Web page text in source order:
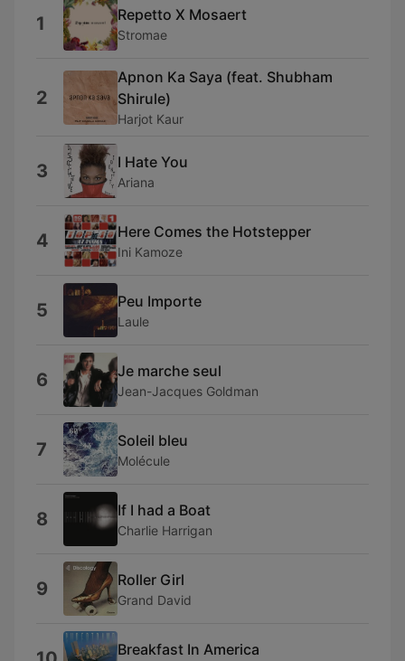
1 Repetto X Mosaert
Stromae
2
Apnon Ka Saya (feat. Shubham
Shirule)
Harjot Kaur
3 I Hate You
Ariana
4 Here Comes the Hotstepper
Ini Kamoze
5 Peu Importe
Laule
6 Je marche seul
Jean-Jacques Goldman
7 Soleil bleu
Molécule
8 If I had a Boat
Charlie Harrigan
9 Roller Girl
Grand David
Breakfast In America